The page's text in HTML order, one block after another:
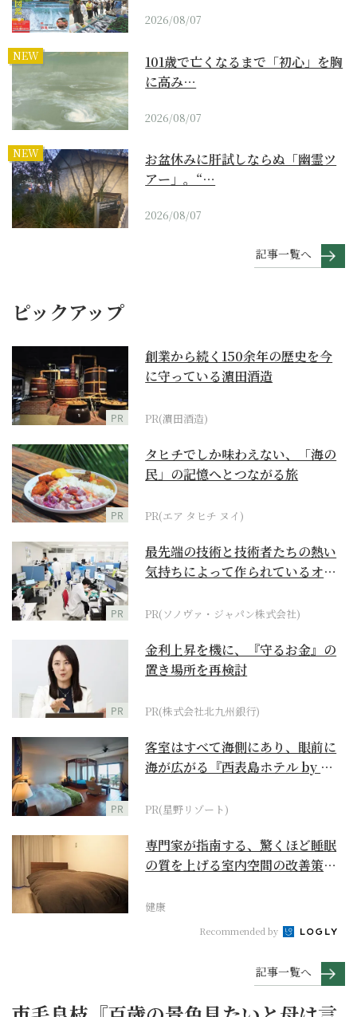
2026/08/07
NEW
101歳で亡くなるまで「初心」を胸
に高み…
2026/08/07
NEW
お盆休みに肝試しならぬ「幽霊ツ
アー」。“…
2026/08/07
記事一覧へ
ピックアップ
PR
創業から続く150余年の歴史を今
に守っている濵田酒造
PR(濵田酒造)
PR
タヒチでしか味わえない、「海の
民」の記憶へとつながる旅
PR(エア タヒチ ヌイ)
PR
最先端の技術と技術者たちの熱い
気持ちによって作られているオー
PR(ソノヴァ・ジャパン株式会社)
PR
金利上昇を機に、『守るお金』の
置き場所を再検討
PR(株式会社北九州銀行)
PR
客室はすべて海側にあり、眼前に
海が広がる『西表島ホテル by 星
PR(星野リゾート)
専門家が指南する、驚くほど睡眠
の質を上げる室内空間の改善策と
健康
Recommended by
記事一覧へ